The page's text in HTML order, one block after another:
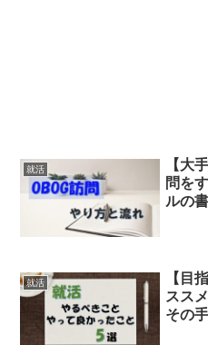
就活
【大
問を
ルの
就活
【目
スス
その